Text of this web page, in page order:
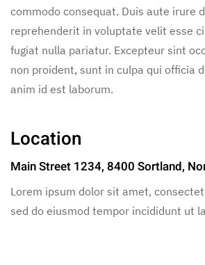
commodo consequat. Duis aute irure
reprehenderit in voluptate velit esse
fugiat nulla pariatur. Excepteur sint
non proident, sunt in culpa qui officia
anim id est laborum.
Location
Main Street 1234, 8400 Sortland,
Lorem ipsum dolor sit amet,
sed do eiusmod tempor incididunt ut